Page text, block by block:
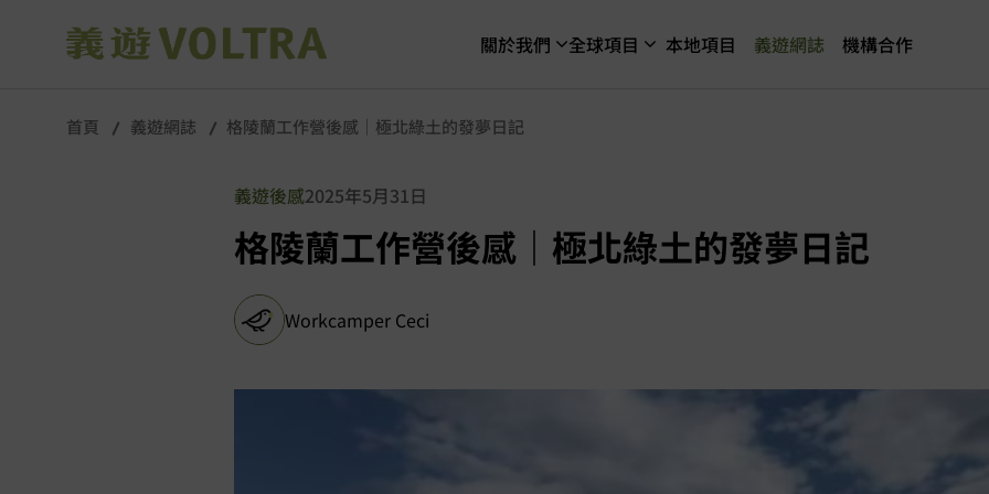
關於我們 全球項目 本地項目 義遊網誌 機構合作
首頁 義遊網誌 格陵蘭工作營後感｜極北綠土的發夢日記
義遊後感2025年5月31日
格陵蘭工作營後感｜極北綠土的發夢日記
Workcamper Ceci